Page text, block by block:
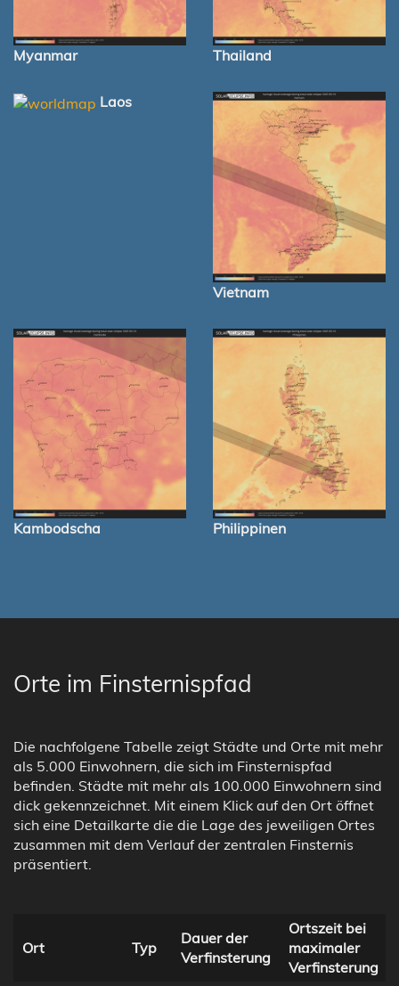
Myanmar Thailand
Laos
Vietnam
Kambodscha Philippinen
Orte im Finsternispfad
Die nachfolgene Tabelle zeigt Städte und Orte mit mehr
als 5.000 Einwohnern, die sich im Finsternispfad
befinden. Städte mit mehr als 100.000 Einwohnern sind
dick gekennzeichnet. Mit einem Klick auf den Ort öffnet
sich eine Detailkarte die die Lage des jeweiligen Ortes
zusammen mit dem Verlauf der zentralen Finsternis
präsentiert.
Ort Typ
Dauer der
Verfinsterung
Ortszeit bei
maximaler
Verfinsterung